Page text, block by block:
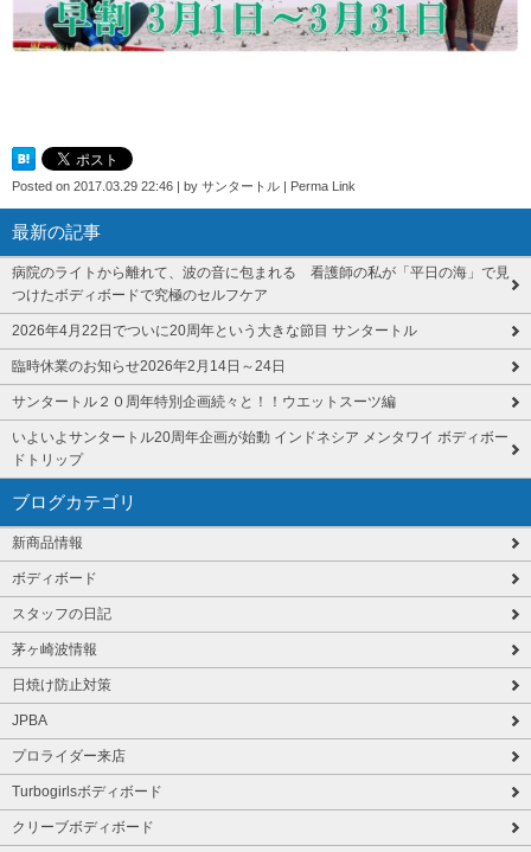
Posted on 2017.03.29 22:46 by サンタートル Perma Link
最新の記事
病院のライトから離れて、波の音に包まれる 看護師の私が「平日の海」で見
つけたボディボードで究極のセルフケア
2026年4月22日でついに20周年という大きな節目 サンタートル
臨時休業のお知らせ2026年2月14日～24日
サンタートル２０周年特別企画続々と！！ウエットスーツ編
いよいよサンタートル20周年企画が始動 インドネシア メンタワイ ボディボー
ドトリップ
ブログカテゴリ
新商品情報
ボディボード
スタッフの日記
茅ヶ崎波情報
日焼け防止対策
JPBA
プロライダー来店
Turbogirlsボディボード
クリーブボディボード